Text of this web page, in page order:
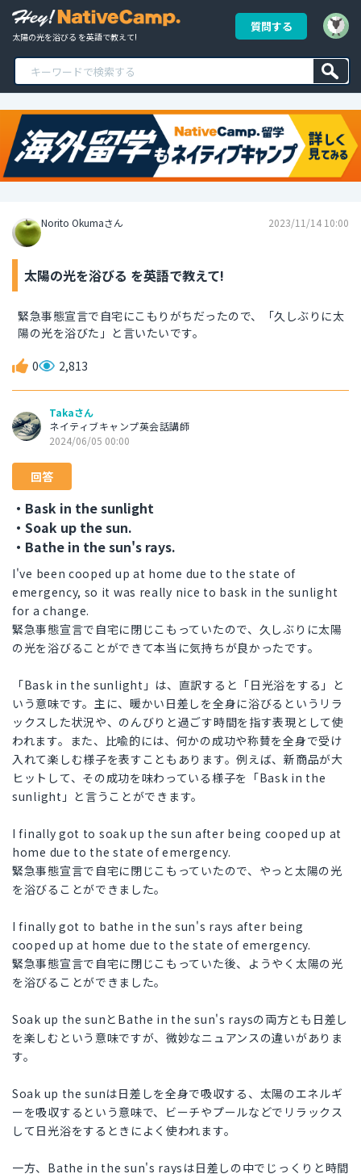
太陽の光を浴びる を英語で教えて!
質問する
Norito Okumaさん 2023/11/14 10:00
太陽の光を浴びる を英語で教えて!
緊急事態宣言で自宅にこもりがちだったので、「久しぶりに太
陽の光を浴びた」と言いたいです。
0 2,813
Takaさん
ネイティブキャンプ英会話講師
2024/06/05 00:00
回答
・Bask in the sunlight
・Soak up the sun.
・Bathe in the sun's rays.
I've been cooped up at home due to the state of
emergency, so it was really nice to bask in the sunlight
for a change.
緊急事態宣言で自宅に閉じこもっていたので、久しぶりに太陽
の光を浴びることができて本当に気持ちが良かったです。
「Bask in the sunlight」は、直訳すると「日光浴をする」と
いう意味です。主に、暖かい日差しを全身に浴びるというリラ
ックスした状況や、のんびりと過ごす時間を指す表現として使
われます。また、比喩的には、何かの成功や称賛を全身で受け
入れて楽しむ様子を表すこともあります。例えば、新商品が大
ヒットして、その成功を味わっている様子を「Bask in the
sunlight」と言うことができます。
I finally got to soak up the sun after being cooped up at
home due to the state of emergency.
緊急事態宣言で自宅に閉じこもっていたので、やっと太陽の光
を浴びることができました。
I finally got to bathe in the sun's rays after being
cooped up at home due to the state of emergency.
緊急事態宣言で自宅に閉じこもっていた後、ようやく太陽の光
を浴びることができました。
Soak up the sunとBathe in the sun's raysの両方とも日差し
を楽しむという意味ですが、微妙なニュアンスの違いがありま
す。
Soak up the sunは日差しを全身で吸収する、太陽のエネルギ
ーを吸収するという意味で、ビーチやプールなどでリラックス
して日光浴をするときによく使われます。
一方、Bathe in the sun's raysは日差しの中でじっくりと時間